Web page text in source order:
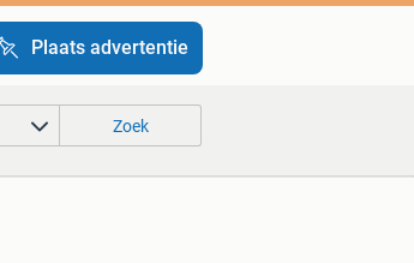
Plaats advertentie
Zoek